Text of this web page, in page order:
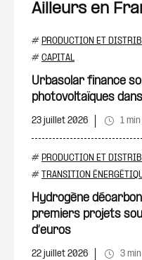
Ailleurs en
# PRODUCTION ET
# CAPITAL
Urbasolar finance
photovoltaïques
23 juillet 2026 1
# PRODUCTION ET
# TRANSITION
Hydrogène
premiers projets
d’euros
22 juillet 2026 3